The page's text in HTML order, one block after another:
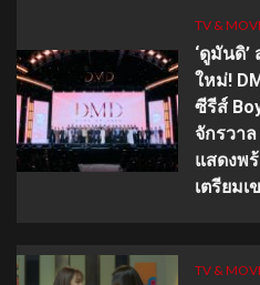
TV &
‘ดูมันดิ
ใหม่!
ซีรีส์
จักรวา
แสดงพ
เตรียม
TV &